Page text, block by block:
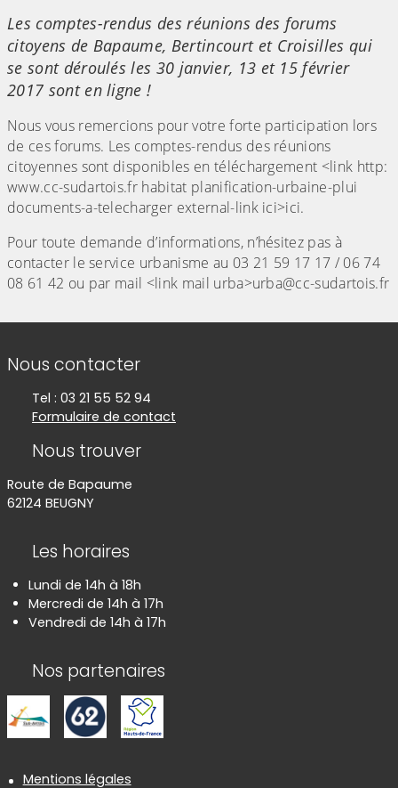
Les comptes-rendus des réunions des forums
citoyens de Bapaume, Bertincourt et Croisilles qui
se sont déroulés les 30 janvier, 13 et 15 février
2017 sont en ligne !
Nous vous remercions pour votre forte participation lors
de ces forums. Les comptes-rendus des réunions
citoyennes sont disponibles en téléchargement <link http:
www.cc-sudartois.fr habitat planification-urbaine-plui
documents-a-telecharger external-link ici>ici.
Pour toute demande d’informations, n’hésitez pas à
contacter le service urbanisme au 03 21 59 17 17 / 06 74
08 61 42 ou par mail <link mail urba>urba@cc-sudartois.fr
Informations de contact
Nous contacter
Tel : 03 21 55 52 94
Formulaire de contact
Nous trouver
Route de Bapaume
62124 BEUGNY
Les horaires
Lundi de 14h à 18h
Mercredi de 14h à 17h
Vendredi de 14h à 17h
Nos partenaires
Informations réglementaires
Mentions légales